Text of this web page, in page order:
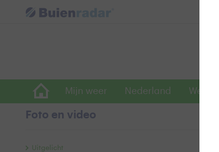
Mijn weer Nederland
Foto en video
Uitgelicht